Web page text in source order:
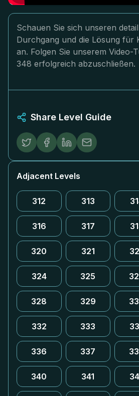
Schauen Sie sich unseren
Durchgang und die Lösung für
an. Folgen Sie unserem Video-
348 erfolgreich abzuschließen.
Share Level Guide
Adjacent Levels
312 313
316 317
320 321
324 325
328 329
332 333
336 337
340 341